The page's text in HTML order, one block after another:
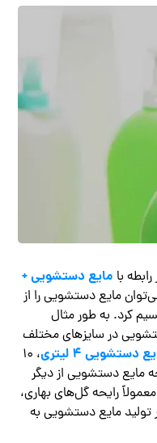
با مایع دستشویی +
مایع دستشویی را از
کرد. به طور مثال
در سایزهای مختلف
دستشویی ۴ لیتری
، ۱۰
رایحه مایع دستشویی از دیگر
رایحه گل‌های بهاری،
مایع دستشویی به